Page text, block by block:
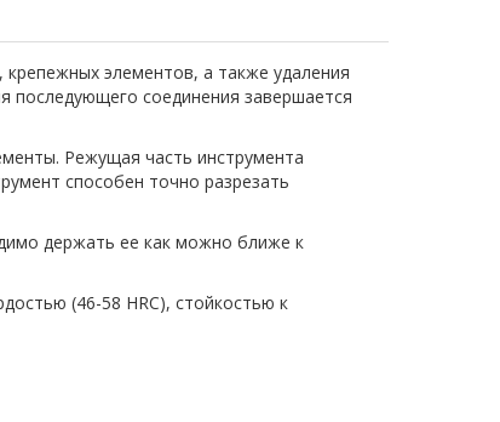
элементов, а также удаления
последующего соединения завершается
Режущая часть инструмента
способен точно разрезать
держать ее как можно ближе к
(46-58 HRC), стойкостью к